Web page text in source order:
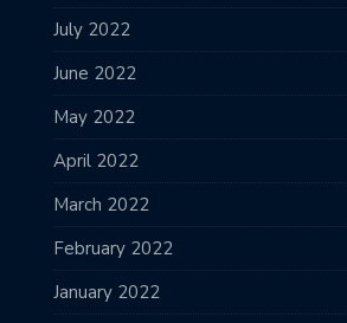
July 2022
June 2022
May 2022
April 2022
March 2022
February 2022
January 2022